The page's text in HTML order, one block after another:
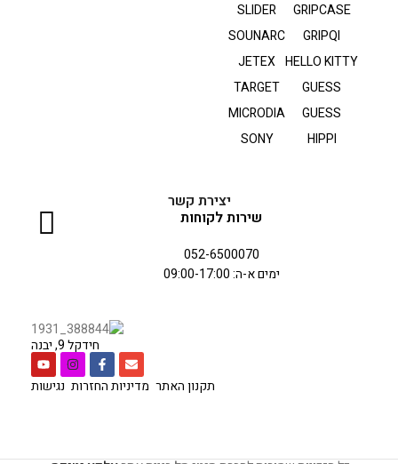
GRIPCASE
GRIPQI
HELLO KITTY
GUESS
GUESS
HIPPI
SLIDER
SOUNARC
JETEX
TARGET
MICRODIA
SONY
יצירת קשר
שירות לקוחות
052-6500070
ימים א-ה: 09:00-17:00
חידקל 9, יבנה
תקנון האתר מדיניות החזרות נגישות